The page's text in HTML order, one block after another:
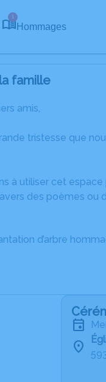
1
Hommages
famille
amis,
tristesse que
à utiliser cet
des poèmes ou
d’arbre